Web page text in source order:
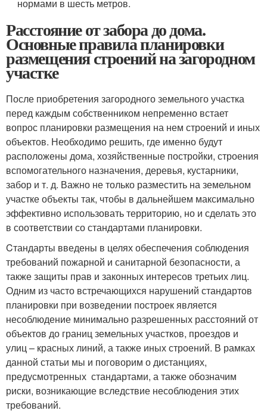
нормами в шесть метров.
Расстояние от забора до дома.
Основные правила планировки
размещения строений на загородном
участке
После приобретения загородного земельного участка
перед каждым собственником непременно встает
вопрос планировки размещения на нем строений и иных
объектов. Необходимо решить, где именно будут
расположены дома, хозяйственные постройки, строения
вспомогательного назначения, деревья, кустарники,
забор и т. д. Важно не только разместить на земельном
участке объекты так, чтобы в дальнейшем максимально
эффективно использовать территорию, но и сделать это
в соответствии со стандартами планировки.
Cтандарты введены в целях обеспечения соблюдения
требований пожарной и санитарной безопасности, а
также защиты прав и законных интересов третьих лиц.
Одним из часто встречающихся нарушений стандартов
планировки при возведении построек является
несоблюдение минимально разрешенных расстояний от
объектов до границ земельных участков, проездов и
улиц – красных линий, а также иных строений. В рамках
данной статьи мы и поговорим о дистанциях,
предусмотренных стандартами, а также обозначим
риски, возникающие вследствие несоблюдения этих
требований.